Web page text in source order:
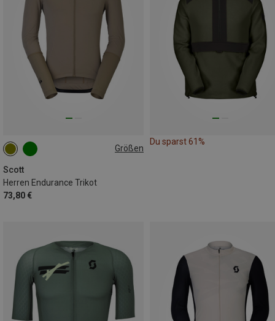
Größen
Scott
Herren Endurance Trikot
73,80 €
S M
Du sparst 61%